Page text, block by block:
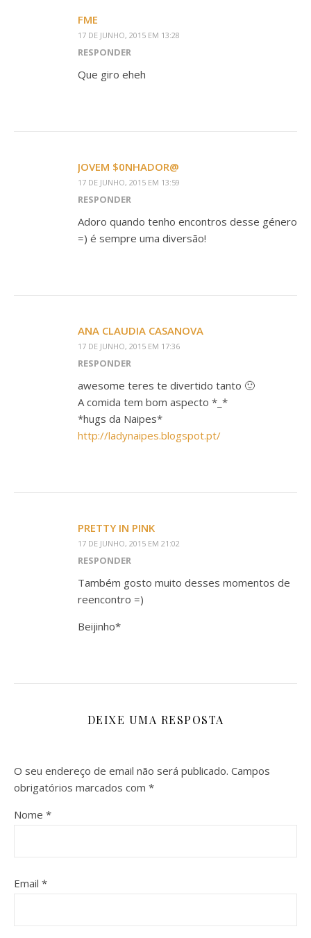
FME
17 DE JUNHO, 2015 EM 13:28
RESPONDER
Que giro eheh
JOVEM $0NHADOR@
17 DE JUNHO, 2015 EM 13:59
RESPONDER
Adoro quando tenho encontros desse género
=) é sempre uma diversão!
ANA CLAUDIA CASANOVA
17 DE JUNHO, 2015 EM 17:36
RESPONDER
awesome teres te divertido tanto 🙂
A comida tem bom aspecto *_*
*hugs da Naipes*
http://ladynaipes.blogspot.pt/
PRETTY IN PINK
17 DE JUNHO, 2015 EM 21:02
RESPONDER
Também gosto muito desses momentos de
reencontro =)
Beijinho*
DEIXE UMA RESPOSTA
O seu endereço de email não será publicado. Campos
obrigatórios marcados com *
Nome *
Email *